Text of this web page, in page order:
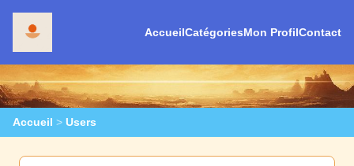
AccueilCatégoriesMon ProfilContact
Accueil > Users